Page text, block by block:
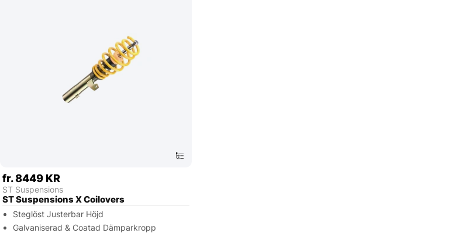
fr. 8449 KR
ST Suspensions
ST Suspensions X Coilovers
Steglöst Justerbar Höjd
Galvaniserad & Coatad Dämparkropp